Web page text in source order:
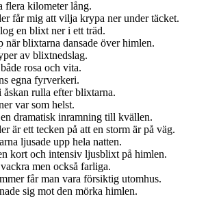
flera kilometer lång.
får mig att vilja krypa ner under täcket.
en blixt ner i ett träd.
när blixtarna dansade över himlen.
av blixtnedslag.
rosa och vita.
egna fyrverkeri.
rulla efter blixtarna.
var som helst.
dramatisk inramning till kvällen.
är ett tecken på att en storm är på väg.
ljusade upp hela natten.
kort och intensiv ljusblixt på himlen.
men också farliga.
får man vara försiktig utomhus.
sig mot den mörka himlen.